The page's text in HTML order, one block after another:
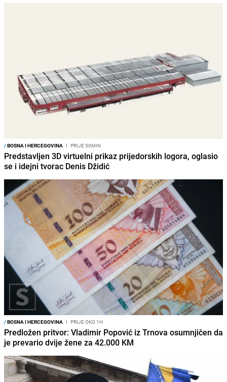
/BOSNA I HERCEGOVINA I PRIJE 50MIN
Predstavljen 3D virtuelni prikaz prijedorskih logora, oglasio
se i idejni tvorac Denis Džidić
/BOSNA I HERCEGOVINA I PRIJE OKO 1H
Predložen pritvor: Vladimir Popović iz Trnova osumnjičen da
je prevario dvije žene za 42.000 KM